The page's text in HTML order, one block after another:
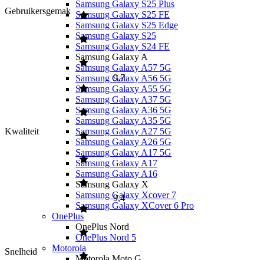
Samsung Galaxy S25 Plus
Samsung Galaxy S25 FE
Samsung Galaxy S25 Edge
Samsung Galaxy S25
Samsung Galaxy S24 FE
Samsung Galaxy A
Samsung Galaxy A57 5G
Samsung Galaxy A56 5G
Samsung Galaxy A55 5G
Samsung Galaxy A37 5G
Samsung Galaxy A36 5G
Samsung Galaxy A35 5G
Samsung Galaxy A27 5G
Samsung Galaxy A26 5G
Samsung Galaxy A17 5G
Samsung Galaxy A17
Samsung Galaxy A16
Samsung Galaxy X
Samsung Galaxy Xcover 7
Samsung Galaxy XCover 6 Pro
OnePlus
OnePlus Nord
OnePlus Nord 5
Motorola
Gebruikersgemak
Kwaliteit
9,7
Snelheid
9,4